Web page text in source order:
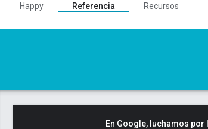
Happy Referencia
Recursos
En Google, luchamos